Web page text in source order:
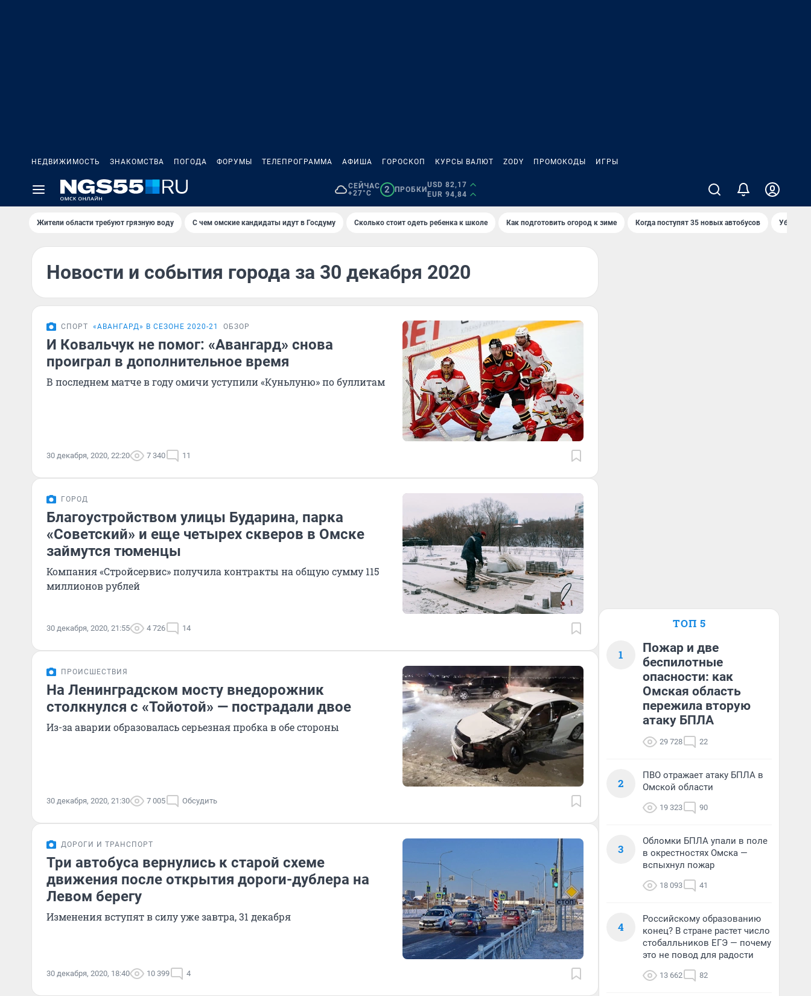
НЕДВИЖИМОСТЬ ЗНАКОМСТВА ПОГОДА ФОРУМЫ ТЕЛЕПРОГРАММА АФИША ГОРОСКОП КУРСЫ ВАЛЮТ ZODY ПРОМОКОДЫ ИГРЫ
СЕЙЧАС
+27°C
2 ПРОБКИ
USD 82,17
EUR 94,84
Жители области требуют грязную воду С чем омские кандидаты идут в Госдуму Сколько стоит одеть ребенка к школе Как подготовить огород к зиме Когда поступят 35 новых автобусов Убийца
Новости и события города за 30 декабря 2020
СПОРТ «АВАНГАРД» В СЕЗОНЕ 2020-21 ОБЗОР
И Ковальчук не помог: «Авангард» снова
проиграл в дополнительное время
В последнем матче в году омичи уступили «Куньлуню» по буллитам
30 декабря, 2020, 22:20 7 340 11
ГОРОД
Благоустройством улицы Бударина, парка
«Советский» и еще четырех скверов в Омске
займутся тюменцы
Компания «Стройсервис» получила контракты на общую сумму 115
миллионов рублей
30 декабря, 2020, 21:55 4 726 14
ПРОИСШЕСТВИЯ
На Ленинградском мосту внедорожник
столкнулся с «Тойотой» — пострадали двое
Из-за аварии образовалась серьезная пробка в обе стороны
30 декабря, 2020, 21:30 7 005 Обсудить
ДОРОГИ И ТРАНСПОРТ
Три автобуса вернулись к старой схеме
движения после открытия дороги-дублера на
Левом берегу
Изменения вступят в силу уже завтра, 31 декабря
30 декабря, 2020, 18:40 10 399 4
ТОП 5
1
Пожар и две
беспилотные
опасности: как
Омская область
пережила вторую
атаку БПЛА
29 728 22
2
ПВО отражает атаку БПЛА в
Омской области
19 323 90
3
Обломки БПЛА упали в поле
в окрестностях Омска —
вспыхнул пожар
18 093 41
4
Российскому образованию
конец? В стране растет число
стобалльников ЕГЭ — почему
это не повод для радости
13 662 82